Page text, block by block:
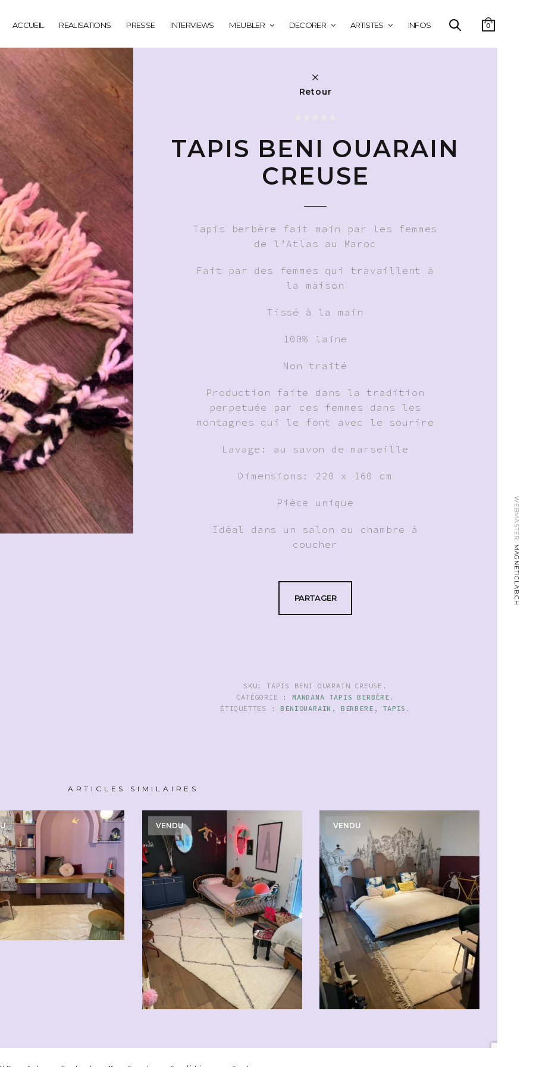
ACCUEIL REALISATIONS PRESSE INTERVIEWS MEUBLER DECORER ARTISTES INFOS 0
WEBMASTER:
MAGNETICLAB.CH
Retour
TAPIS BENI OUARAIN
CREUSE
Tapis berbère fait main par les femmes
de l’Atlas au Maroc
Fait par des femmes qui travaillent à
la maison
Tissé à la main
100% laine
Non traité
Production faite dans la tradition
perpetuée par ces femmes dans les
montagnes qui le font avec le sourire
Lavage: au savon de marseille
Dimensions: 220 x 160 cm
Pièce unique
Idéal dans un salon ou chambre à
coucher
PARTAGER
SKU:TAPIS BENI OUARAIN CREUSE .
CATÉGORIE : MANDANA TAPIS BERBÈRE .
ÉTIQUETTES :BENIOUARAIN , BERBERE , TAPIS .
ARTICLES SIMILAIRES
VENDU VENDU